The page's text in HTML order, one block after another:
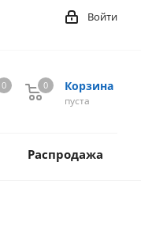
Войти
0 Корзина
0
пуста
0
Распродажа